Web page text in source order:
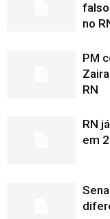
no
PM
RN
RN
em